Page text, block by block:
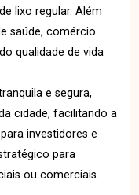
lixo regular. Além
saúde, comércio
qualidade de vida
e segura,
cidade, facilitando a
investidores e
para
ou comerciais.